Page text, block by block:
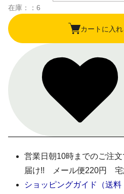
在庫：：6
カートに入れ
営業日朝10時までのご注
届け!! メール便220円 宅
ショッピングガイド（送料